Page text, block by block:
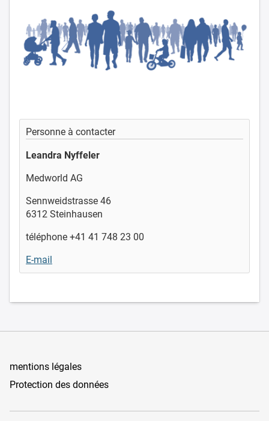
Personne à contacter
Leandra Nyffeler
Medworld AG
Sennweidstrasse 46
6312 Steinhausen
téléphone +41 41 748 23 00
E-mail
mentions légales
Protection des données